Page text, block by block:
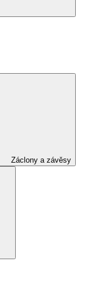
Záclony a závěsy